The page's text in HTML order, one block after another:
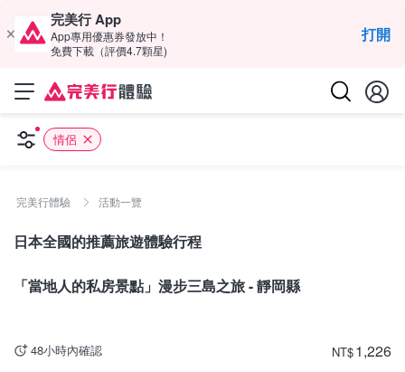
完美行 App
App專用優惠券發放中！
免費下載（評價4.7顆星)
打開
情侶
完美行體驗 活動一覽
日本全國的推薦旅遊體驗行程
靜岡
「當地人的私房景點」漫步三島之旅 - 靜岡縣
48小時內確認 NT$1,226